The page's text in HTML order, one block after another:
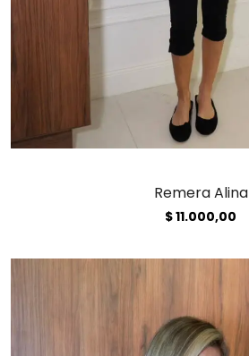
Remera Alina
$11.000,00